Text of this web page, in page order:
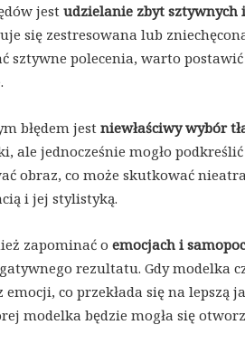
jest udzielanie zbyt
się zestresowana lub
sztywne polecenia, warto
błędem jest niewłaściwy wybór
ale jednocześnie mogło
obraz, co może skutkować
i jej stylistyką.
zapominać o emocjach i
rezultatu. Gdy modelka
emocji, co przekłada się na
modelka będzie mogła się